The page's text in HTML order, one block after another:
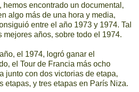
hemos encontrado un documental,
algo más de una hora y media,
entre el año 1973 y 1974. Tal
mejores años, sobre todo el 1974.
el 1974, logró ganar el
el Tour de Francia más ocho
junto con dos victorias de etapa,
etapas, y tres etapas en París Niza.